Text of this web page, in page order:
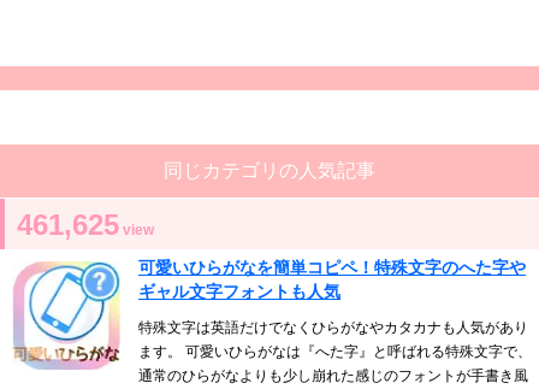
同じカテゴリの人気記事
461,625 view
可愛いひらがなを簡単コピペ！特殊文字のへた字や
ギャル文字フォントも人気
特殊文字は英語だけでなくひらがなやカタカナも人気があり
ます。 可愛いひらがなは『へた字』と呼ばれる特殊文字で、
通常のひらがなよりも少し崩れた感じのフォントが手書き風